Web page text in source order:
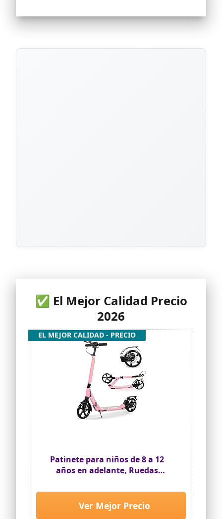
✅ El Mejor Calidad Precio
2026
Patinete para niños de 8 a 12
años en adelante, Ruedas
con Frenos de Disco, Scooter para
Adultos con Correa de Transporte
y Doble absorción de Impactos
Ver Mejor Precio
EL MEJOR CALIDAD - PRECIO